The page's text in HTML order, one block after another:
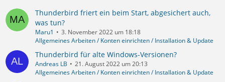
Thunderbird friert ein beim Start, abgesichert auch,
was tun?
Maru1
3. November 2022 um 18:18
Allgemeines Arbeiten / Konten einrichten / Installation & Update
Thunderbird für alte Windows-Versionen?
Andreas LB
21. August 2022 um 20:13
Allgemeines Arbeiten / Konten einrichten / Installation & Update